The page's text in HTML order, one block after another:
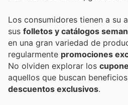
Los consumidores tienen a su
sus folletos y catálogos
en una gran variedad de
regularmente promociones
No olviden explorar los
aquellos que buscan
descuentos exclusivos.